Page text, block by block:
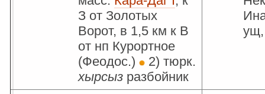
З от Золотых
Ворот, в 1,5 км к В
от нп Курортное
(Феодос.)
2) тюрк.
хырсыз разбойник